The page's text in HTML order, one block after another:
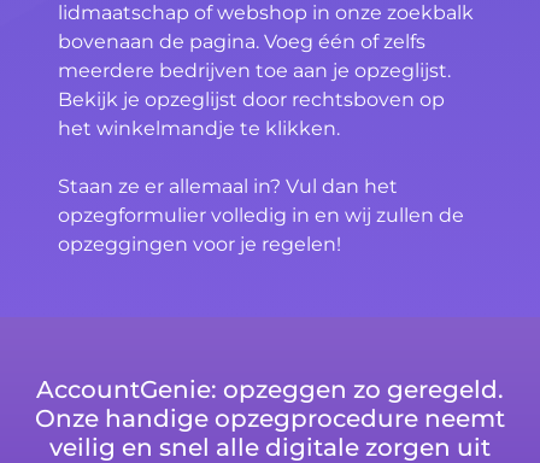
lidmaatschap of webshop in onze zoekbalk
bovenaan de pagina. Voeg één of zelfs
meerdere bedrijven toe aan je opzeglijst.
Bekijk je opzeglijst door rechtsboven op
het winkelmandje te klikken.
Staan ze er allemaal in? Vul dan het
opzegformulier volledig in en wij zullen de
opzeggingen voor je regelen!
AccountGenie: opzeggen zo geregeld.
Onze handige opzegprocedure neemt
veilig en snel alle digitale zorgen uit